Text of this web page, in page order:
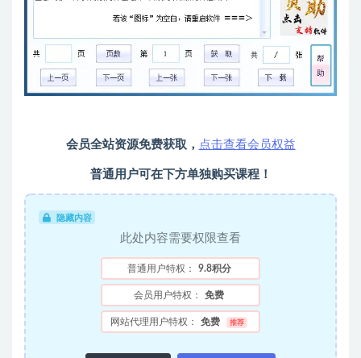
会员全站资源免费获取， 点击查看会员权益
普通用户可在下方单独购买课程！
隐藏内容
此处内容需要权限查看
普通用户特权： 9.8积分
会员用户特权： 免费
网站代理用户特权： 免费 推荐